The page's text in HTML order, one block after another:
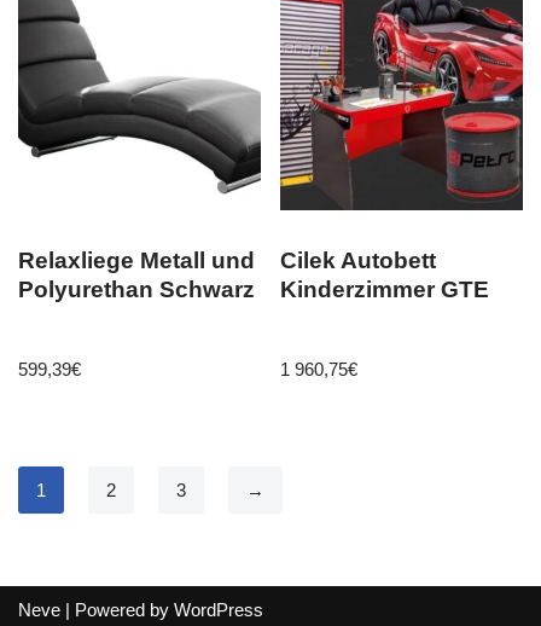
Relaxliege Metall und
Polyurethan Schwarz
599,39€
Cilek Autobett
Kinderzimmer GTE
1 960,75€
1 2 3 →
Neve | Powered by WordPress